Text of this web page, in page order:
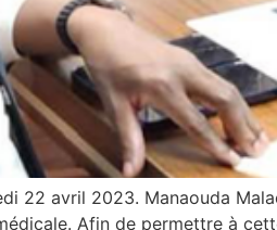
22 avril 2023. Manaouda
Afin de permettre à